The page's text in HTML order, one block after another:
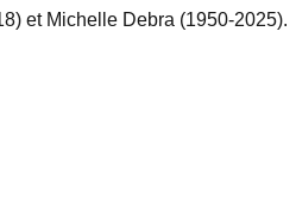
et Michelle Debra (1950-2025).